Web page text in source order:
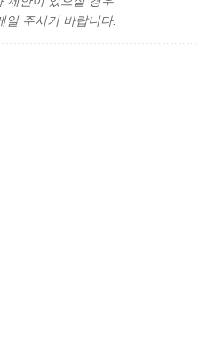
일 주시기 바랍니다.